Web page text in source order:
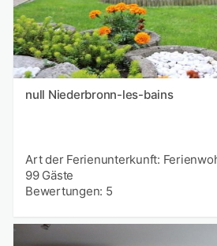
null Niederbronn-les-bains
Art der Ferienunterkunft:
99 Gäste
Bewertungen: 5